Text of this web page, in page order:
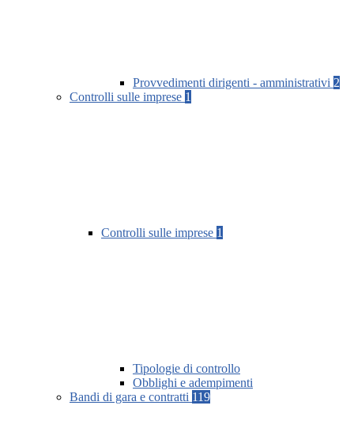
Provvedimenti dirigenti - amministrativi 2
Controlli sulle imprese 1
Controlli sulle imprese 1
Tipologie di controllo
Obblighi e adempimenti
Bandi di gara e contratti 119